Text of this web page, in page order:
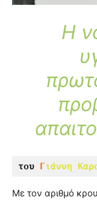
Η
του Γιάννη
Με τον αριθμό